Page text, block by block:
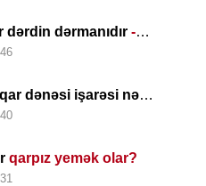
dərmanıdır -
dənəsi işarəsi nə
ondan istifadə edə
qarpız yemək olar?